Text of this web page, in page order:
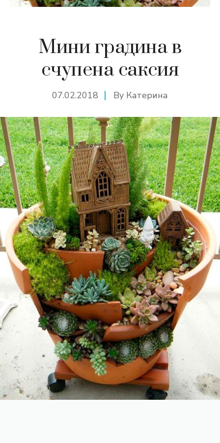
Мини градина в
счупена саксия
07.02.2018 By Катерина